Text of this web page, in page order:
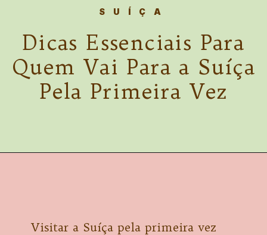
SUÍÇA
Dicas Essenciais Para
Quem Vai Para a Suíça
Pela Primeira Vez
Visitar a Suíça pela primeira vez